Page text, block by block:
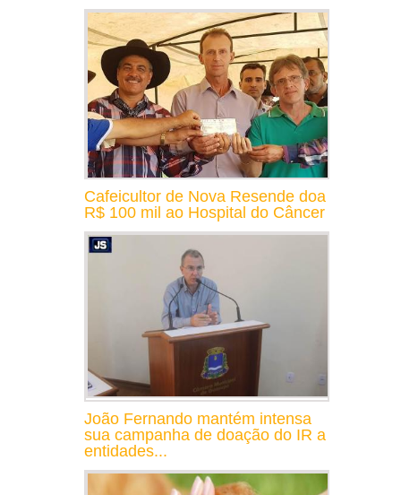
Cafeicultor de Nova Resende doa
R$ 100 mil ao Hospital do Câncer
João Fernando mantém intensa
sua campanha de doação do IR a
entidades...